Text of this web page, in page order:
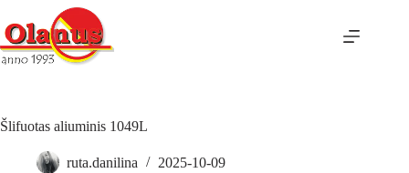
Šlifuotas aliuminis 1049L
ruta.danilina 2025-10-09